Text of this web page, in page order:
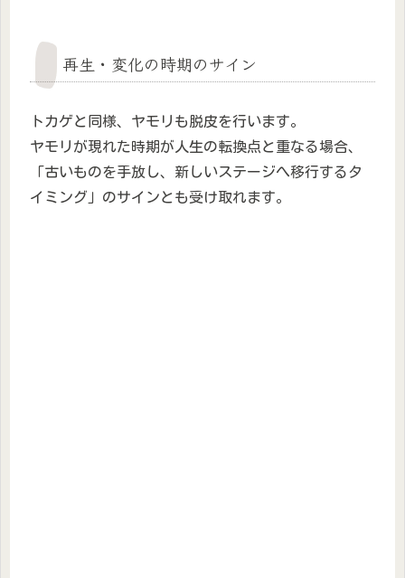
再生・変化の時期のサイン
トカゲと同様、ヤモリも脱皮を行います。
ヤモリが現れた時期が人生の転換点と重なる場合、
「古いものを手放し、新しいステージへ移行するタ
イミング」のサインとも受け取れます。